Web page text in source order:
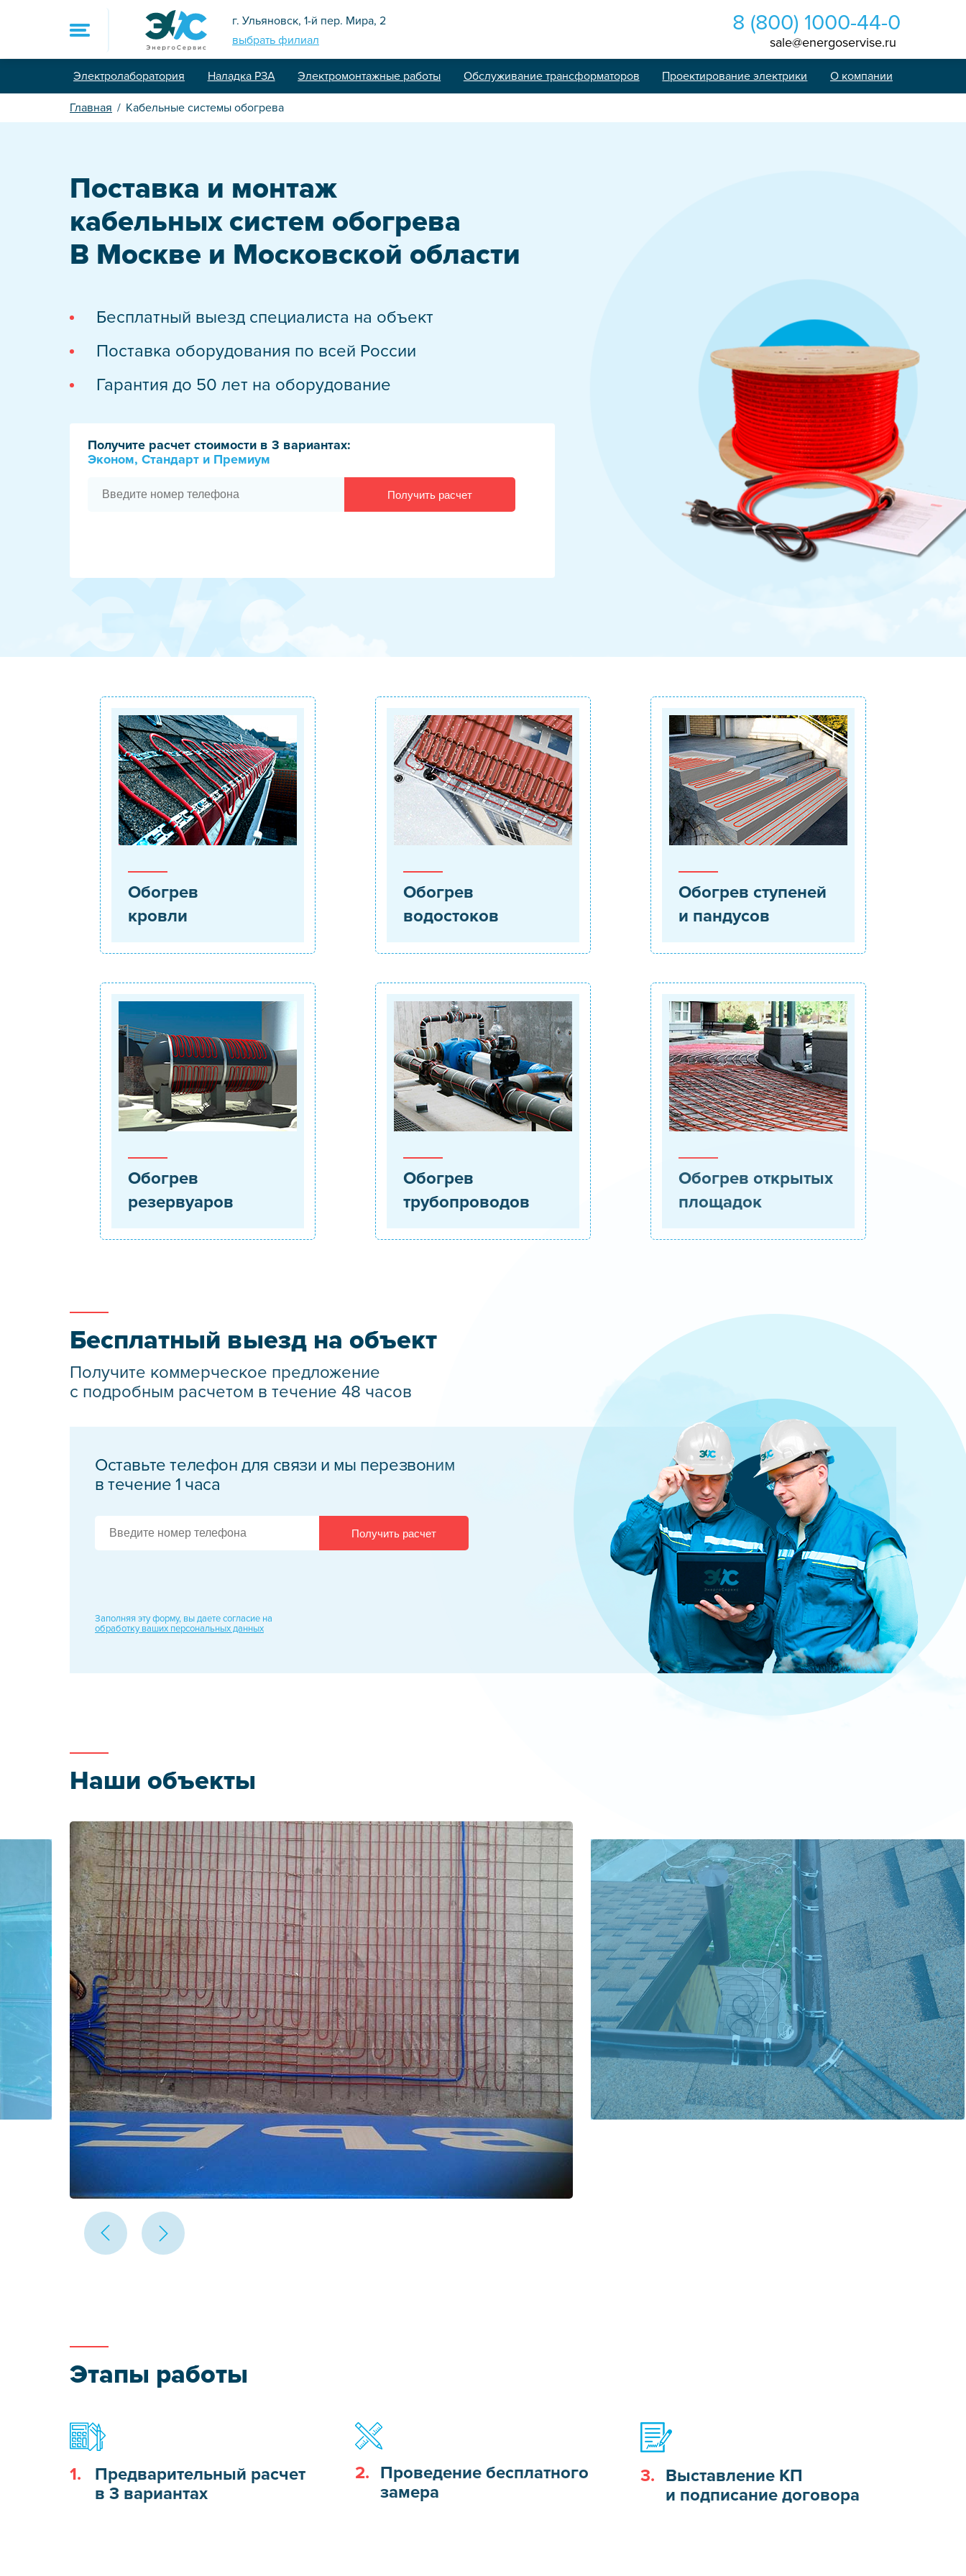
г. Ульяновск, 1-й пер. Мира, 2
выбрать филиал
8 (800) 1000-44-0
sale@energoservise.ru
8 (800) 775-90-72
sale@energoservise.ru
Услуги
Электролаборатория до 110кВ
Контроль и наладка релейной защиты
Промышленный электромонтаж
Обслуживание трансформаторов
Высоковольтное оборудование
Электрообогрев
Стать подрядчиком
Учебный центр
Электролаборатория Наладка РЗА Электромонтажные работы Обслуживание трансформаторов Проектирование электрики О компании
Главная Кабельные системы обогрева
Поставка и монтаж
кабельных систем обогрева
В Москве и Московской области
Бесплатный выезд специалиста на объект
Поставка оборудования по всей России
Гарантия до 50 лет на оборудование
Получите расчет стоимости в 3 вариантах:
Эконом, Стандарт и Премиум
Получить расчет
Обогрев
кровли
Обогрев
водостоков
Обогрев ступеней
и пандусов
Обогрев
резервуаров
Обогрев
трубопроводов
Обогрев открытых
площадок
Бесплатный выезд на объект
Получите коммерческое предложение
с подробным расчетом в течение 48 часов
Оставьте телефон для связи и мы перезвоним
в течение 1 часа
Получить расчет
Заполняя эту форму, вы даетесогласие на
обработкуваших персональныхданных
Наши объекты
Этапы работы
1.
Предварительный расчет
в 3 вариантах
2. Проведение бесплатного
замера
3. Выставление КП
и подписание договора